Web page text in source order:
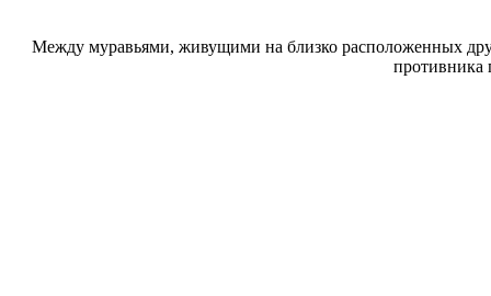
Между муравьями, живущими на близко расположенных
противника